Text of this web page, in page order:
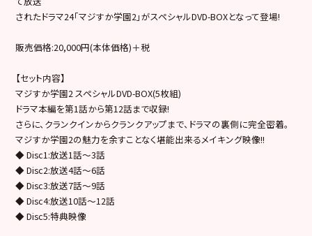
されたドラマ24「マジすか学園2」がスペシャルDVD-BOXとなって登場!
販売価格:20,000円(本体価格)＋税
【セット内容】
マジすか学園2 スペシャルDVD-BOX(5枚組)
ドラマ本編を第1話から第12話まで収録!
さらに、クランクインからクランクアップまで、ドラマの裏側に完全密着。
マジすか学園2の魅力を余すことなく堪能出来るメイキング映像!!
◆ Disc1:放送1話～3話
◆ Disc2:放送4話～6話
◆ Disc3:放送7話～9話
◆ Disc4:放送10話～12話
◆ Disc5:特典映像